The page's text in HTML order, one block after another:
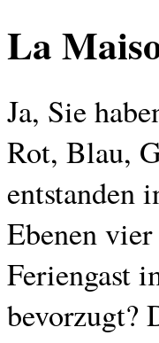
La
Ja, Sie
Rot, Blau,
entstanden
Ebenen
Feriengast
bevorzugt?